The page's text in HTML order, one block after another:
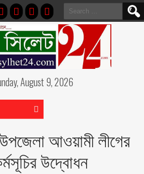
Search
for:
August 9, 2026
আওয়ামী লীগের
উদ্বোধন